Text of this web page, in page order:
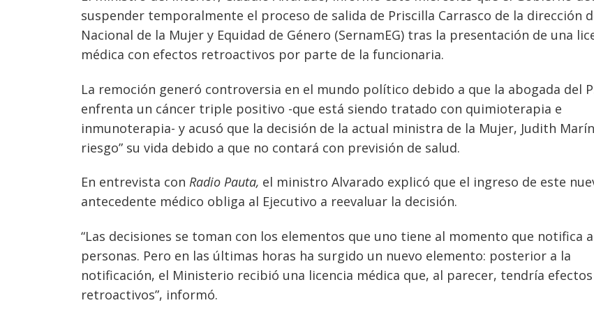
suspender temporalmente el proceso de salida de Priscilla Carrasco de la dirección
Nacional de la Mujer y Equidad de Género (SernamEG) tras la presentación de una
médica con efectos retroactivos por parte de la funcionaria.
La remoción generó controversia en el mundo político debido a que la abogada del
enfrenta un cáncer triple positivo -que está siendo tratado con quimioterapia e
inmunoterapia- y acusó que la decisión de la actual ministra de la Mujer, Judith
riesgo” su vida debido a que no contará con previsión de salud.
En entrevista con Radio Pauta, el ministro Alvarado explicó que el ingreso de este
antecedente médico obliga al Ejecutivo a reevaluar la decisión.
“Las decisiones se toman con los elementos que uno tiene al momento que notifica
personas. Pero en las últimas horas ha surgido un nuevo elemento: posterior a la
notificación, el Ministerio recibió una licencia médica que, al parecer, tendría efectos
retroactivos”, informó.